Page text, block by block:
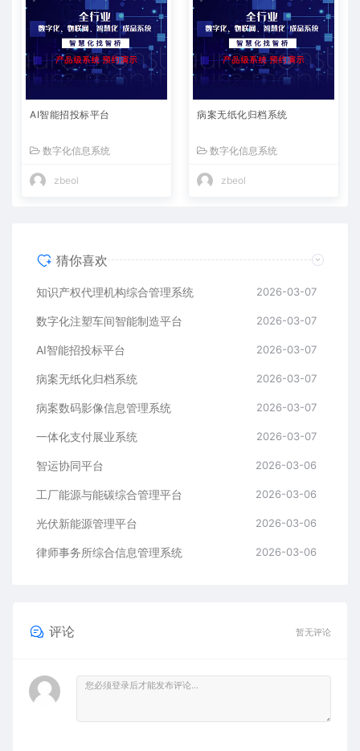
AI智能招投标平台
数字化信息系统
zbeol
病案无纸化归档系统
数字化信息系统
zbeol
猜你喜欢
知识产权代理机构综合管理系统 2026-03-07
数字化注塑车间智能制造平台 2026-03-07
AI智能招投标平台 2026-03-07
病案无纸化归档系统 2026-03-07
病案数码影像信息管理系统 2026-03-07
一体化支付展业系统 2026-03-07
智运协同平台 2026-03-06
工厂能源与能碳综合管理平台 2026-03-06
光伏新能源管理平台 2026-03-06
律师事务所综合信息管理系统 2026-03-06
评论 暂无评论